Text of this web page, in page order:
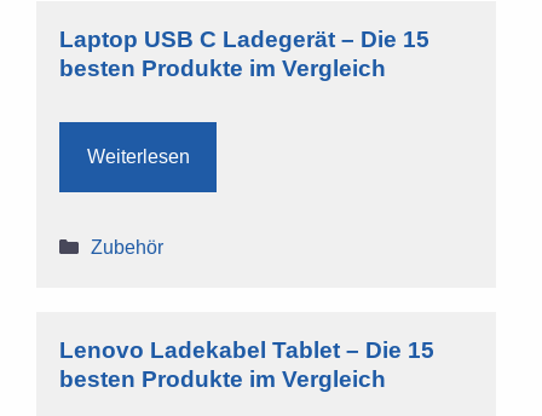
Laptop USB C Ladegerät – Die 15
besten Produkte im Vergleich
Weiterlesen
Kategorien
Zubehör
Lenovo Ladekabel Tablet – Die 15
besten Produkte im Vergleich